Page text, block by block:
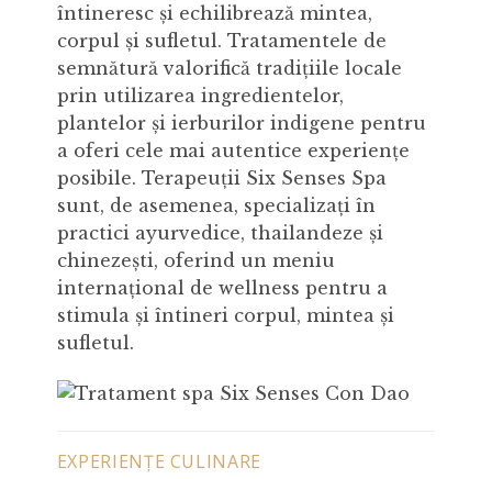
întineresc și echilibrează mintea,
corpul și sufletul. Tratamentele de
semnătură valorifică tradițiile locale
prin utilizarea ingredientelor,
plantelor și ierburilor indigene pentru
a oferi cele mai autentice experiențe
posibile. Terapeuții Six Senses Spa
sunt, de asemenea, specializați în
practici ayurvedice, thailandeze și
chinezești, oferind un meniu
internațional de wellness pentru a
stimula și întineri corpul, mintea și
sufletul.
EXPERIENȚE CULINARE